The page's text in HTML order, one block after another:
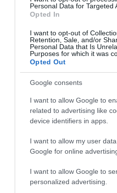
Personal Data for Targeted
Opted In
I want to opt-out of
Retention, Sale, and/or
Personal Data that Is
Purposes for which it was
Opted Out
Google consents
I want to allow Google to
related to advertising like
device identifiers in apps.
I want to allow my user
Google for online
I want to allow Google to
personalized advertising.
ΡΟΗ ΕΙΔΗΣΕΩΝ
Το χρηματοδοτούμενο
από την ΕΕ έργο “The
Gaming Police”
ενισχύει την ασφάλεια
των παιδιών στο
31.07.2026
ΑΑΔΕ: Διευκρινίσεις
για τα πρόστιμα σε
αφορούν τους ΦΗΜ
31.07.2026